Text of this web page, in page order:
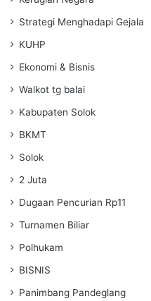
Strategi Menghadapi Gejala
KUHP
Ekonomi & Bisnis
Walkot tg balai
Kabupaten Solok
BKMT
Solok
2 Juta
Dugaan Pencurian Rp11
Turnamen Biliar
Polhukam
BISNIS
Panimbang Pandeglang